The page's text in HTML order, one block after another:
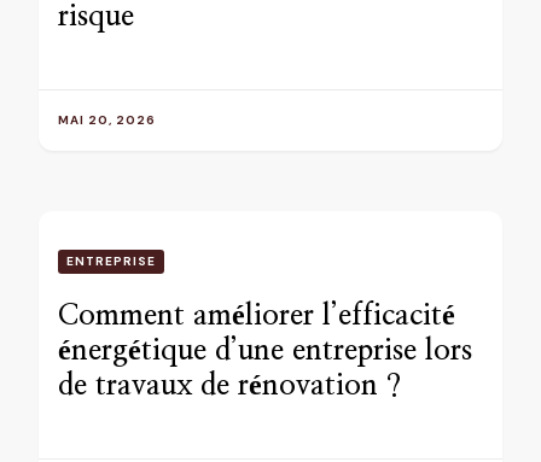
risque
MAI 20, 2026
ENTREPRISE
Comment améliorer l’efficacité
énergétique d’une entreprise lors
de travaux de rénovation ?